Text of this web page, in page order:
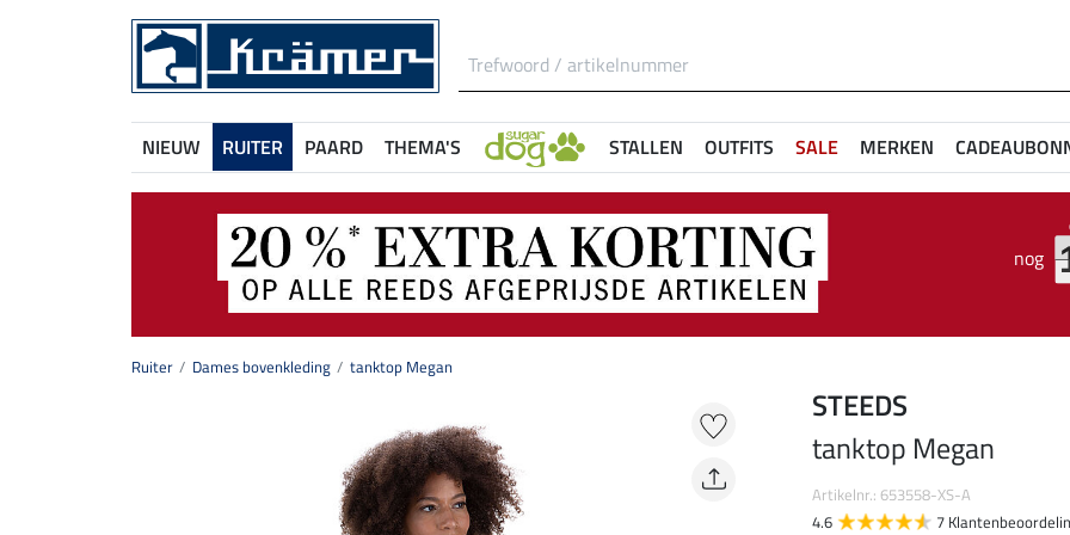
NIEUW RUITER PAARD THEMA'S STALLEN OUTFITS SALE MERKEN
nog
Ruiter Dames bovenkleding tanktop Megan
STEEDS
tanktop Megan
Artikelnr.: 653558-XS-A
4.6
7